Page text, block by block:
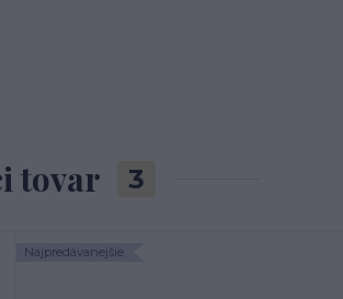
tovar 3
Najpredávanejšie